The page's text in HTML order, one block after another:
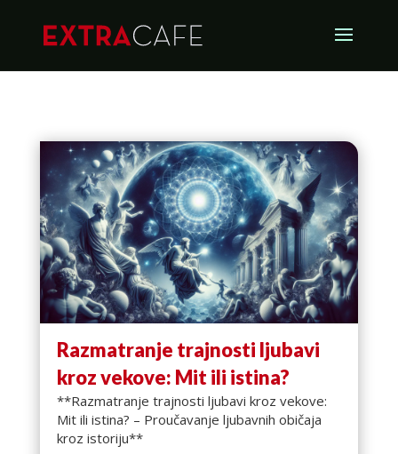
Razmatranje trajnosti ljubavi
kroz vekove: Mit ili istina?
**Razmatranje trajnosti ljubavi kroz vekove:
Mit ili istina? – Proučavanje ljubavnih običaja
kroz istoriju**